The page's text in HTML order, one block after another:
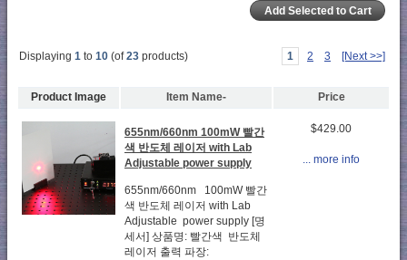
Displaying 1 to 10 (of23 products) 1 2 3 [Next >>]
Product Image Item Name- Price
655nm/660nm 100mW 빨간
색 반도체 레이저 with Lab
Adjustable power supply
655nm/660nm 100mW 빨간
색 반도체 레이저 with Lab
Adjustable power supply [명
세서] 상품명: 빨간색 반도체
레이저 출력 파장:
$429.00
... more info